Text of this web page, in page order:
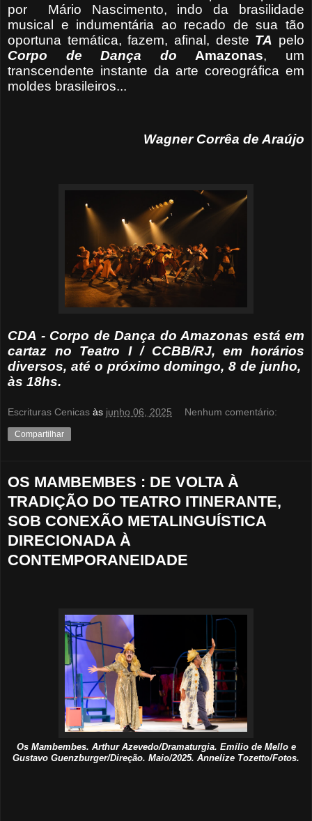
por
Mário Nascimento, indo da brasilidade
musical e indumentária ao recado de sua tão
oportuna temática, fazem, afinal, deste TA pelo
Corpo de Dança do
Amazonas, um
transcendente instante da arte coreográfica em
moldes brasileiros...
Wagner Corrêa de Araújo
CDA - Corpo de Dança do Amazonas está em
cartaz no Teatro I / CCBB/RJ, em horários
diversos, até o próximo domingo, 8 de junho,
às 18hs.
Escrituras Cenicas às junho 06, 2025 Nenhum comentário:
Compartilhar
OS MAMBEMBES : DE VOLTA À
TRADIÇÃO DO TEATRO ITINERANTE,
SOB CONEXÃO METALINGUÍSTICA
DIRECIONADA À
CONTEMPORANEIDADE
Os Mambembes. Arthur Azevedo/Dramaturgia. Emílio de Mello e
Gustavo Guenzburger/Direção. Maio/2025. Annelize Tozetto/Fotos.